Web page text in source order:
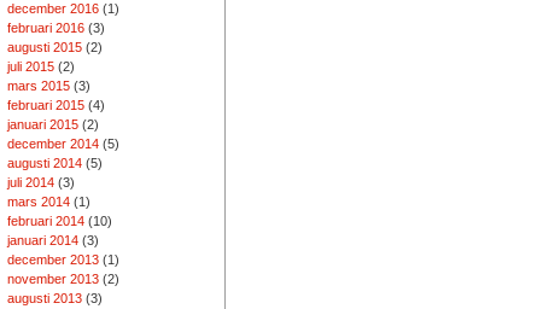
december 2016(1)
februari 2016(3)
augusti 2015(2)
juli 2015(2)
mars 2015(3)
februari 2015(4)
januari 2015(2)
december 2014(5)
augusti 2014(5)
juli 2014(3)
mars 2014(1)
februari 2014(10)
januari 2014(3)
december 2013(1)
november 2013(2)
augusti 2013(3)